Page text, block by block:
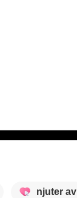
njuter av